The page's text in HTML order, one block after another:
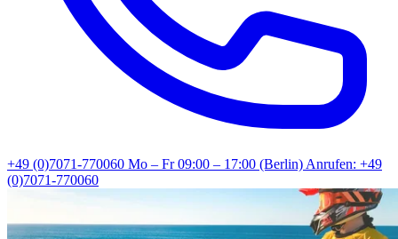
+49 (0)7071-770060 Mo – Fr 09:00 – 17:00 (Berlin)Anrufen: +49
(0)7071-770060